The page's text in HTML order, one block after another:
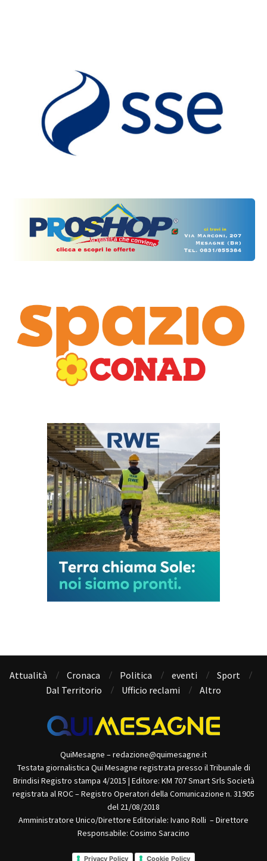
Attualità Cronaca Politica eventi
Sport
Dal Territorio
Ufficio reclami Altro
QuiMesagne – redazione@quimesagne.it
Testata giornalistica Qui Mesagne registrata presso il Tribunale di
Brindisi Registro stampa 4/2015 | Editore: KM 707 Smart Srls Società
registrata al ROC – Registro Operatori della Comunicazione n. 31905
del 21/08/2018
Amministratore Unico/Direttore Editoriale: Ivano Rolli – Direttore
Responsabile: Cosimo Saracino
Privacy Policy Cookie Policy